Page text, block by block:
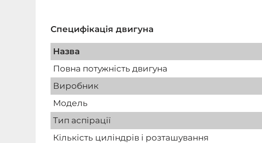
Специфікація двигуна
Назва
Повна потужність двигуна
Виробник
Модель
Тип аспірації
Кількість циліндрів і розташування